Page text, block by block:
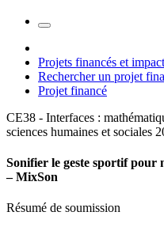
Projets financés et impact
Rechercher un projet
Projet financé
CE38 - Interfaces :
sciences humaines et sociales
Sonifier le geste sportif pour
– MixSon
Résumé de soumission